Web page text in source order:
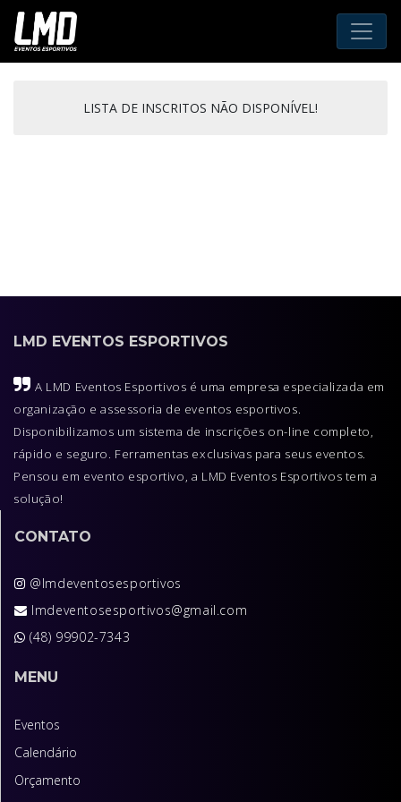
LISTA DE INSCRITOS NÃO DISPONÍVEL!
LMD EVENTOS ESPORTIVOS
A LMD Eventos Esportivos é uma empresa especializada em
organização e assessoria de eventos esportivos.
Disponibilizamos um sistema de inscrições on-line completo,
rápido e seguro. Ferramentas exclusivas para seus eventos.
Pensou em evento esportivo, a LMD Eventos Esportivos tem a
solução!
CONTATO
@lmdeventosesportivos
lmdeventosesportivos@gmail.com
(48) 99902-7343
MENU
Eventos
Calendário
Orçamento